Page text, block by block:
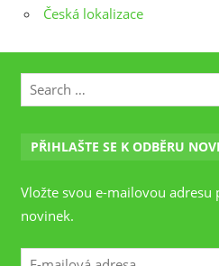
Česká lokalizace
PŘIHLAŠTE SE K ODBĚRU
Vložte svou e-mailovou
novinek.
E-